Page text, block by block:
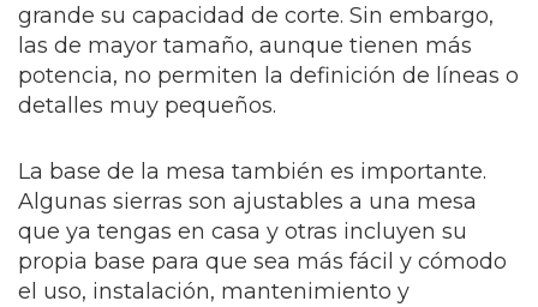
grande su capacidad de corte. Sin embargo,
las de mayor tamaño, aunque tienen más
potencia, no permiten la definición de líneas o
detalles muy pequeños.
La base de la mesa también es importante.
Algunas sierras son ajustables a una mesa
que ya tengas en casa y otras incluyen su
propia base para que sea más fácil y cómodo
el uso, instalación, mantenimiento y